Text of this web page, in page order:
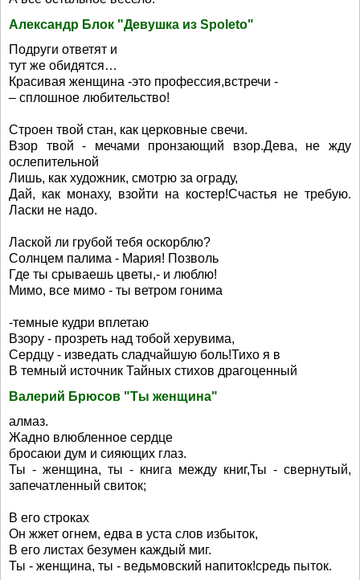
Александр Блок "Девушка из Spoleto"
Подруги ответят и
тут же обидятся…
Красивая женщина -это профессия,встречи -
– сплошное любительство!
Строен твой стан, как церковные свечи.
Взор твой - мечами пронзающий взор.Дева, не жду
ослепительной
Лишь, как художник, смотрю за ограду,
Дай, как монаху, взойти на костер!Счастья не требую.
Ласки не надо.
Лаской ли грубой тебя оскорблю?
Солнцем палима - Мария! Позволь
Где ты срываешь цветы,- и люблю!
Мимо, все мимо - ты ветром гонима
-темные кудри вплетаю
Взору - прозреть над тобой херувима,
Сердцу - изведать сладчайшую боль!Тихо я в
В темный источник Тайных стихов драгоценный
Валерий Брюсов "Ты женщина"
алмаз.
Жадно влюбленное сердце
бросаюи дум и сияющих глаз.
Ты - женщина, ты - книга между книг,Ты - свернутый,
запечатленный свиток;
В его строках
Он жжет огнем, едва в уста слов избыток,
В его листах безумен каждый миг.
Ты - женщина, ты - ведьмовский напиток!средь пыток.